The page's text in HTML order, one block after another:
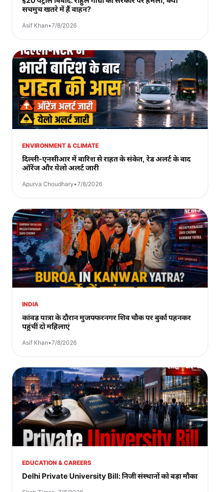
सचमुच खतरे में हैं वाहन?
Asif Khan•7/8/2026
ENVIRONMENT & CLIMATE
दिल्ली-एनसीआर में बारिश से राहत के संकेत, रेड अलर्ट के बाद
ऑरेंज और येलो अलर्ट जारी
Apurva Choudhary•7/8/2026
INDIA
कांवड़ यात्रा के दौरान मुजफ्फरनगर शिव चौक पर बुर्का पहनकर
पहुंचीं दो महिलाएं
Asif Khan•7/8/2026
EDUCATION & CAREERS
Delhi Private University Bill: निजी संस्थानों को बड़ा मौका